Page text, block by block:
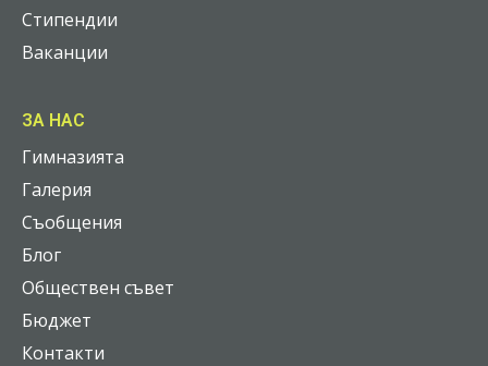
Стипендии
Ваканции
ЗА НАС
Гимназията
Галерия
Съобщения
Блог
Обществен съвет
Бюджет
Контакти